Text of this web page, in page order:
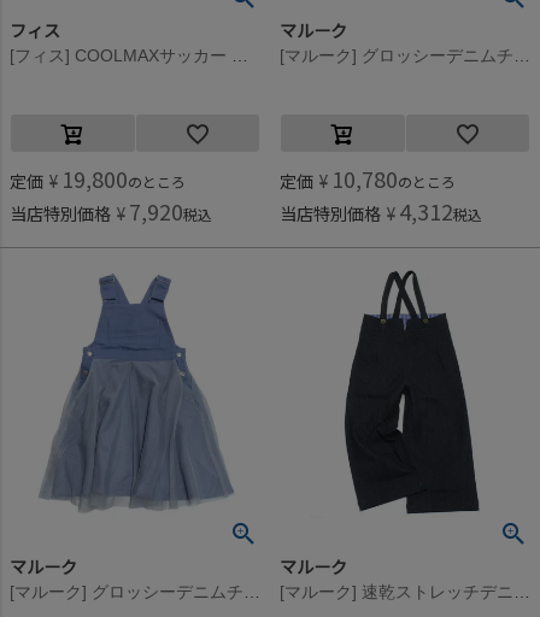
フィス
[フィス] COOLMAXサッカー フリル サロペットPN 4NV紺
定価 ¥ 19,800のところ
当店特別価格 ¥ 7,920税込
マルーク
[マルーク] グロッシーデニムチュールジャンパースカート ブルー系(27)
定価 ¥ 10,780のところ
当店特別価格 ¥ 4,312税込
マルーク
[マルーク] グロッシーデニムチュールジャンパースカート ブルー系(27)
マルーク
[マルーク] 速乾ストレッチデニムサロペットパンツ コン(5)